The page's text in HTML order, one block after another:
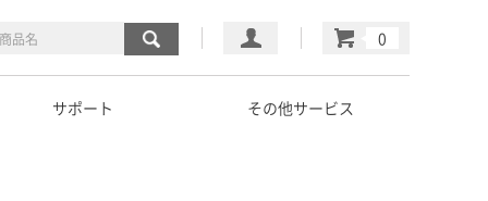
マイページ
カート
サポート その他サービス